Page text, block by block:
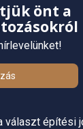
önt a
választ építési